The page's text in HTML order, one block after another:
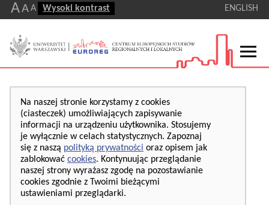
AA A Wysoki kontrast ENGLISH
Na naszej stronie korzystamy z cookies
(ciasteczek) umożliwiających zapisywanie
informacji na urządzeniu użytkownika. Stosujemy
je wyłącznie w celach statystycznych. Zapoznaj
się z naszą polityką prywatności oraz opisem jak
zablokować cookies. Kontynuując przeglądanie
naszej strony wyrażasz zgodę na pozostawianie
cookies zgodnie z Twoimi bieżącymi
ustawieniami przeglądarki.